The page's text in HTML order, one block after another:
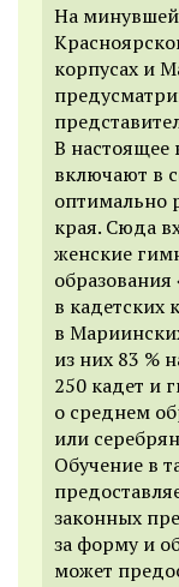
На минувшей
корпусах и
В настоящее
включают в
оптимально
края. Сюда
женские
в кадетских
в
из них 83 %
250 кадет и
о среднем
или
Обучение в
законных
за форму и
может